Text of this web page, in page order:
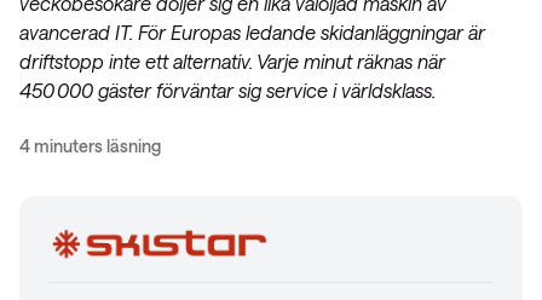
avancerad IT. För Europas ledande skidanläggningar är
driftstopp inte ett alternativ. Varje minut räknas när
450 000 gäster förväntar sig service i världsklass.
4 minuters läsning